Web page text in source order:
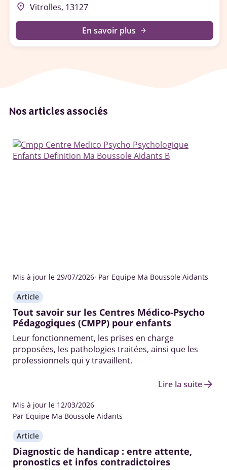
place Vitrolles, 13127
En savoir plus arrow_forward
Nos articles associés
Mis à jour le 29/07/2026· Par Equipe Ma Boussole Aidants
Article
Tout savoir sur les Centres Médico-Psycho
Pédagogiques (CMPP) pour enfants
Leur fonctionnement, les prises en charge
proposées, les pathologies traitées, ainsi que les
professionnels qui y travaillent.
Lire la suitearrow_forward
Mis à jour le 12/03/2026
Par Equipe Ma Boussole Aidants
Article
Diagnostic de handicap : entre attente,
pronostics et infos contradictoires